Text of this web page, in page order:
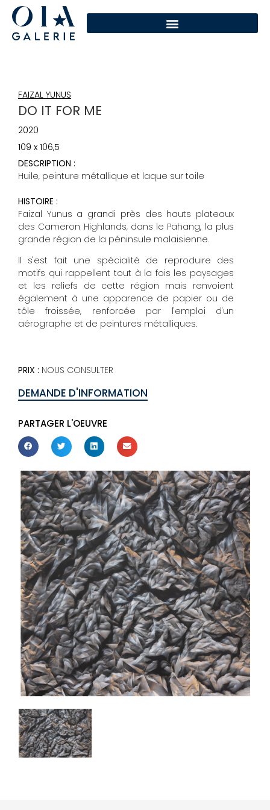
FAIZAL YUNUS
DO IT FOR ME
2020
109 x 106,5
DESCRIPTION :
Huile, peinture métallique et laque sur toile
HISTOIRE :
Faizal Yunus a grandi près des hauts plateaux
des Cameron Highlands, dans le Pahang, la plus
grande région de la péninsule malaisienne.
Il s'est fait une spécialité de reproduire des
motifs qui rappellent tout à la fois les paysages
et les reliefs de cette région mais renvoient
également à une apparence de papier ou de
tôle froissée, renforcée par l'emploi d'un
aérographe et de peintures métalliques.
PRIX : NOUS CONSULTER
DEMANDE D'INFORMATION
PARTAGER L'OEUVRE